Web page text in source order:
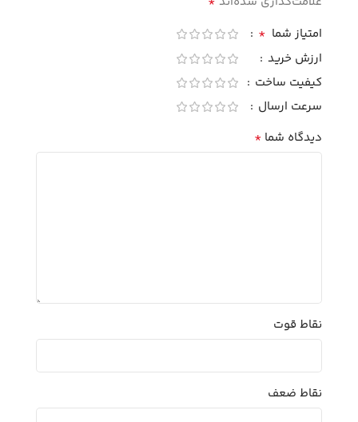
امتیاز شما *
ارزش خرید
کیفیت ساخت
سرعت ارسال
دیدگاه شما *
نقاط قوت
نقاط ضعف